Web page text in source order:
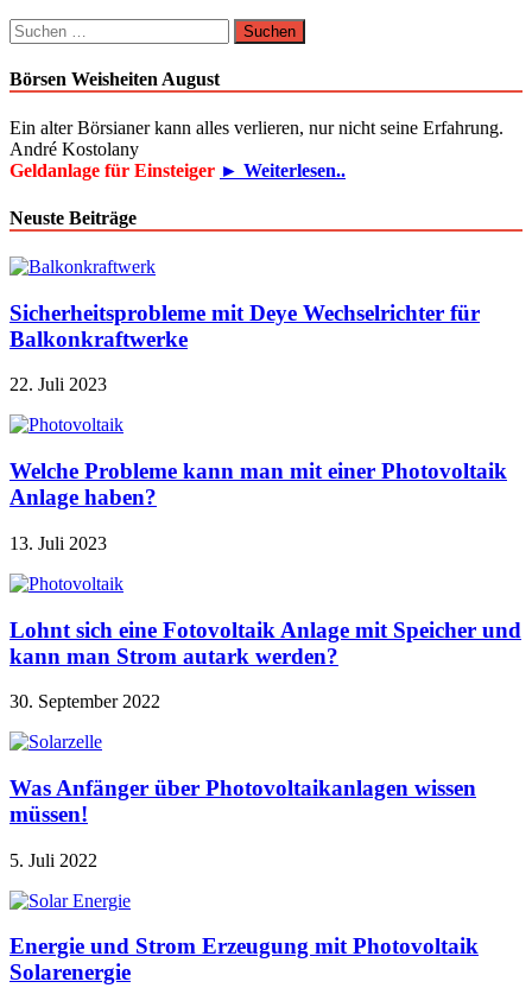
Suchen
nach:
Börsen Weisheiten August
Ein alter Börsianer kann alles verlieren, nur nicht seine Erfahrung.
André Kostolany
Geldanlage für Einsteiger ► Weiterlesen..
Neuste Beiträge
Sicherheitsprobleme mit Deye Wechselrichter für
Balkonkraftwerke
22. Juli 2023
Welche Probleme kann man mit einer Photovoltaik
Anlage haben?
13. Juli 2023
Lohnt sich eine Fotovoltaik Anlage mit Speicher und
kann man Strom autark werden?
30. September 2022
Was Anfänger über Photovoltaikanlagen wissen
müssen!
5. Juli 2022
Energie und Strom Erzeugung mit Photovoltaik
Solarenergie